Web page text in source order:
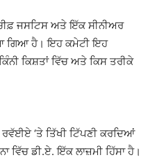
ਜਸਟਿਸ ਅਤੇ ਇੱਕ ਸੀਨੀਅਰ
ਗਿਆ ਹੈ। ਇਹ ਕਮੇਟੀ ਇਹ
ਕਿਸ਼ਤਾਂ ਵਿੱਚ ਅਤੇ ਕਿਸ ਤਰੀਕੇ
‘ਤੇ ਤਿੱਖੀ ਟਿੱਪਣੀ ਕਰਦਿਆਂ
ਵਿੱਚ ਡੀ.ਏ. ਇੱਕ ਲਾਜ਼ਮੀ ਹਿੱਸਾ ਹੈ।